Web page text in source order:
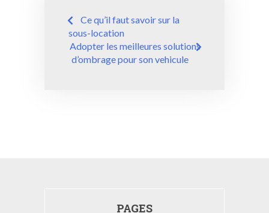
Navigation
de
l’article
Ce qu’il faut savoir sur la
sous-location
Adopter les meilleures solutions
d’ombrage pour son vehicule
PAGES